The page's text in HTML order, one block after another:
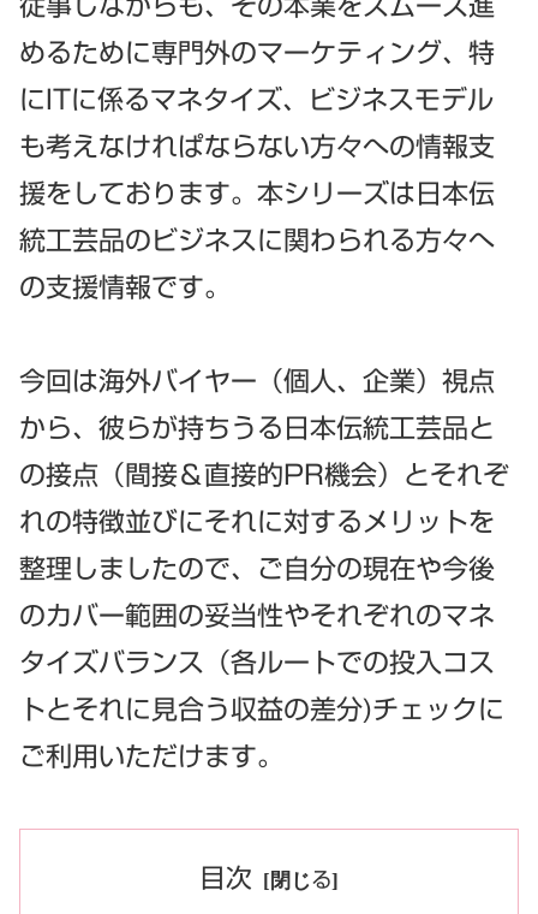
従事しながらも、その本業をスムーズ進
めるために専門外のマーケティング、特
にITに係るマネタイズ、ビジネスモデル
も考えなけれぱならない方々への情報支
援をしております。本シリーズは日本伝
統工芸品のビジネスに関わられる方々へ
の支援情報です。
今回は海外バイヤー（個人、企業）視点
から、彼らが持ちうる日本伝統工芸品と
の接点（間接＆直接的PR機会）とそれぞ
れの特徴並びにそれに対するメリットを
整理しましたので、ご自分の現在や今後
のカバー範囲の妥当性やそれぞれのマネ
タイズバランス（各ルートでの投入コス
トとそれに見合う収益の差分)チェックに
ご利用いただけます。
目次